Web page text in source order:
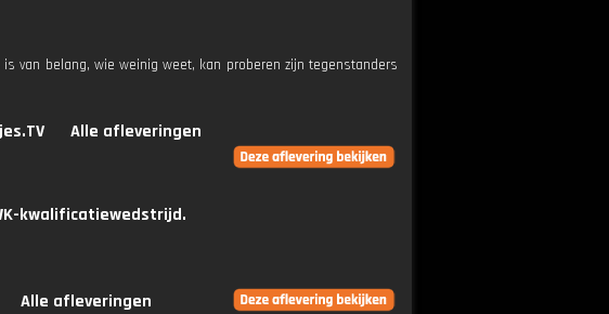
van belang, wie weinig weet, kan proberen zijn tegenstanders
Alle afleveringen
kwalificatiewedstrijd.
Alle afleveringen